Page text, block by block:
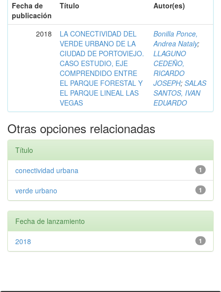
Fecha de
publicación
Título Autor(es)
2018
LA CONECTIVIDAD DEL
VERDE URBANO DE LA
CIUDAD DE PORTOVIEJO.
CASO ESTUDIO, EJE
COMPRENDIDO ENTRE
EL PARQUE FORESTAL Y
EL PARQUE LINEAL LAS
VEGAS
Bonilla Ponce,
Andrea Nataly;
LLAGUNO
CEDEÑO,
RICARDO
JOSEPH; SALAS
SANTOS, IVAN
EDUARDO
Otras opciones relacionadas
Título
1
conectividad urbana
1
verde urbano
Fecha de lanzamiento
1
2018